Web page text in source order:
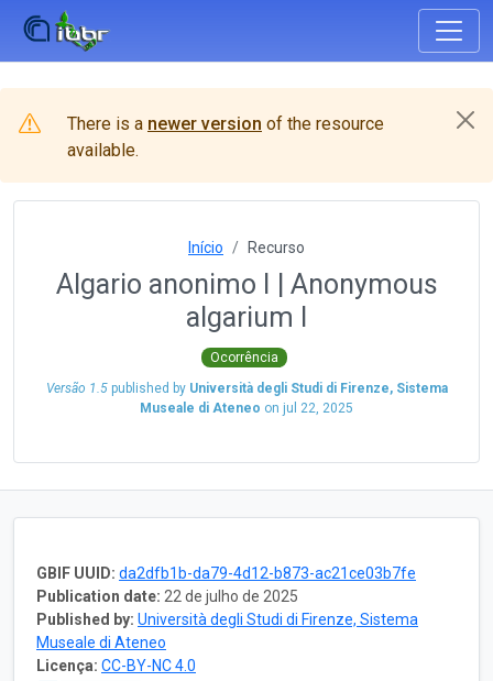
There is a newer version of the resource
available.
Início Recurso
Algario anonimo I | Anonymous
algarium I
Ocorrência
Versão 1.5published by Università degli Studi di Firenze, Sistema
Museale di Ateneo on jul 22, 2025
GBIF UUID: da2dfb1b-da79-4d12-b873-ac21ce03b7fe
Publication date: 22 de julho de 2025
Published by: Università degli Studi di Firenze, Sistema
Museale di Ateneo
Licença: CC-BY-NC 4.0